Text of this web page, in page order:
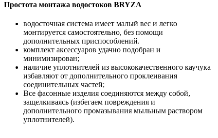
Простота монтажа водостоков BRYZA
водосточная система имеет малый вес и легко
монтируется самостоятельно, без помощи
дополнительных приспособлений.
комплект аксессуаров удачно подобран и
минимизирован;
наличие уплотнителей из высококачественного каучука
избавляют от дополнительного проклеивания
соединительных частей;
Все фасонные изделия соединяются между собой,
защелкиваясь (избегаем повреждения и
дополнительного промазывания мыльным раствором
уплотнителей).